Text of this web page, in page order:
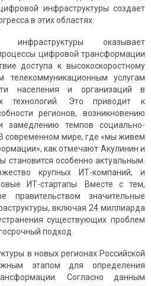
инфраструктуры создает
в этих областях.
инфраструктуры оказывает
цифровой трансформации
доступа к высокоскоростному
телекоммуникационным услугам
населения и организаций в
технологий. Это приводит к
регионов, возникновению
замедлению темпов социально-
современном мире, где «мы живем
как отмечают Акулинин и
особенно актуальным.
крупных ИТ-компаний, и
ИТ-стартапы. Вместе с тем,
правительством значительные
включая 24 миллиарда
существующих проблем
подход.
в новых регионах Российской
этапом для определения
Согласно данным